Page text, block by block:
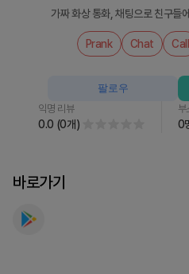
가짜 화상 통화, 채팅으로 친구들
Prank Chat Call
익명 리뷰
0.0 (0개)
부
0
팔로우
바로가기